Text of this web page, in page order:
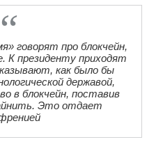
говорят про блокчейн,
К президенту приходят
как было бы
державой,
в блокчейн, поставив
Это отдает